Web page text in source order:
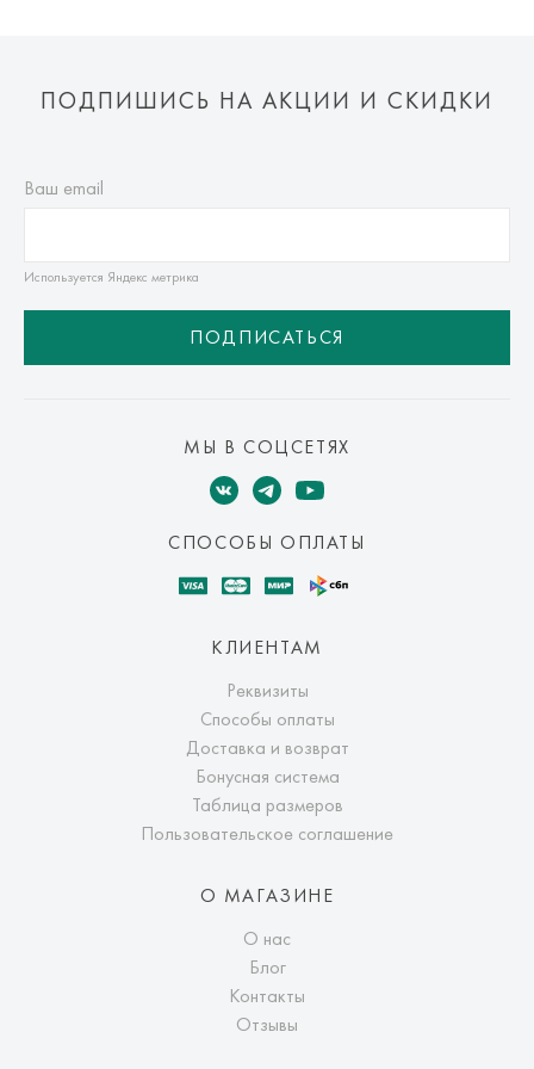
ПОДПИШИСЬ НА АКЦИИ И СКИДКИ
Ваш email
Используется Яндекс метрика
ПОДПИСАТЬСЯ
МЫ В СОЦСЕТЯХ
СПОСОБЫ ОПЛАТЫ
КЛИЕНТАМ
Реквизиты
Способы оплаты
Доставка и возврат
Бонусная система
Таблица размеров
Пользовательское соглашение
О МАГАЗИНЕ
О нас
Блог
Контакты
Отзывы